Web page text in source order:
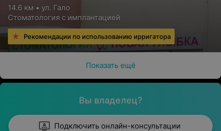
14.6 км • ул. Гало
Стоматология с имплантацией
Рекомендации по использованию ирригатора
Показать ещё
Вы владелец?
Подключить онлайн-консультации